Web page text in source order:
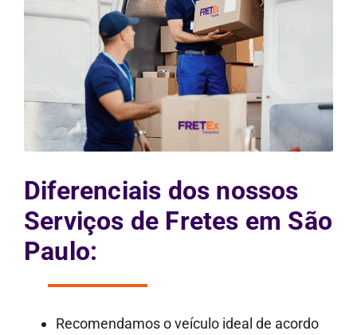
Diferenciais dos nossos
Serviços de Fretes em São
Paulo:
Recomendamos o veículo ideal de acordo